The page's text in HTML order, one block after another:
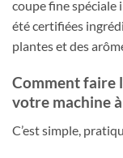
coupe fine
été certifiées
plantes et des
Comment faire
votre machine
C’est simple,